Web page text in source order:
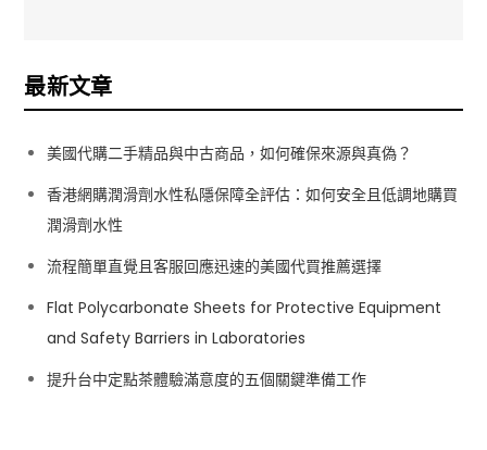
覽
最新文章
美國代購二手精品與中古商品，如何確保來源與真偽？
香港網購潤滑劑水性私隱保障全評估：如何安全且低調地購買
潤滑劑水性
流程簡單直覺且客服回應迅速的美國代買推薦選擇
Flat Polycarbonate Sheets for Protective Equipment
and Safety Barriers in Laboratories
提升台中定點茶體驗滿意度的五個關鍵準備工作